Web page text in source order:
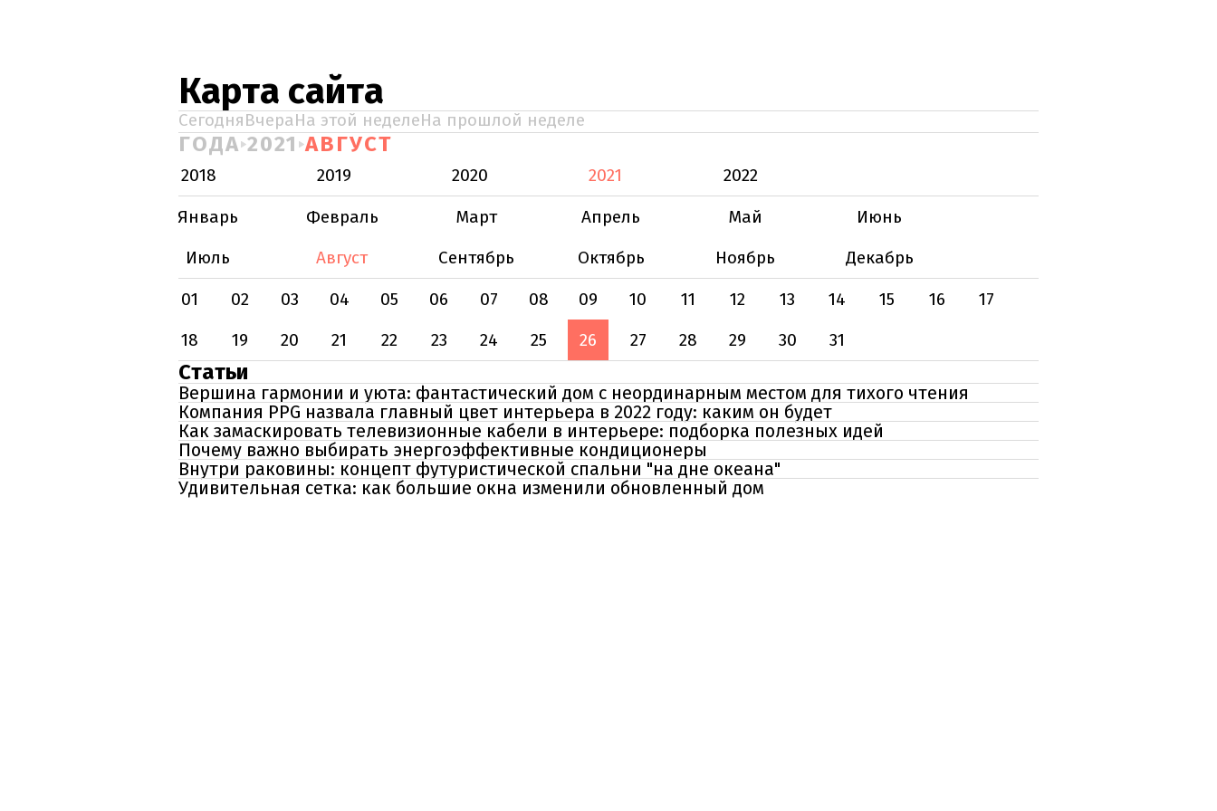
Карта сайта
СегодняВчераНа этой неделеНа прошлой неделе
ГОДА 2021 АВГУСТ
2018 2019 2020 2021
2022
Январь
Февраль Март Апрель Май
Июнь
Июль
Август Сентябрь Октябрь Ноябрь
Декабрь
01
02 03 04 05 06 07 08 09 10 11 12 13 14 15 16
17
18
19 20 21 22 23 24 25 26 27 28 29 30 31
Статьи
Вершина гармонии и уюта: фантастический дом с неординарным местом для тихого чтения
Компания PPG назвала главный цвет интерьера в 2022 году: каким он будет
Как замаскировать телевизионные кабели в интерьере: подборка полезных идей
Почему важно выбирать энергоэффективные кондиционеры
Внутри раковины: концепт футуристической спальни "на дне океана"
Удивительная сетка: как большие окна изменили обновленный дом